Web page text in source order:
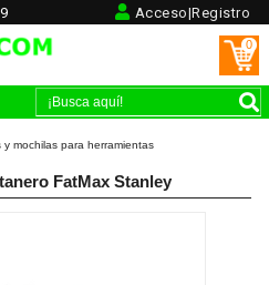
Acceso|Registro
0
y mochilas para herramientas
FatMax Stanley